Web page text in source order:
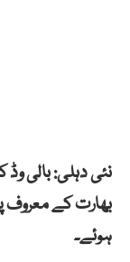
نئی دہلی: بالی
بھارت کے معروف
ہوئے۔